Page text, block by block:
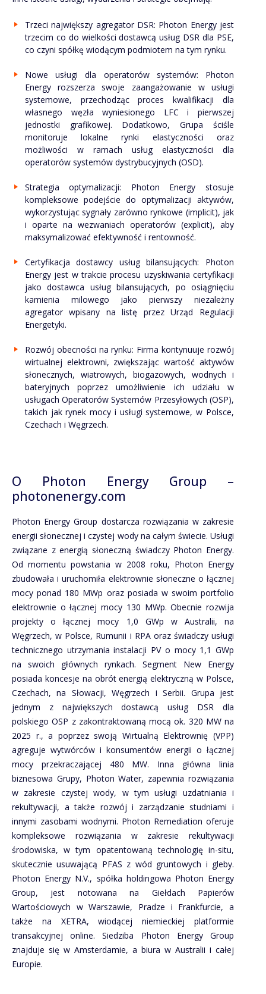
Trzeci największy agregator DSR: Photon Energy jest
trzecim co do wielkości dostawcą usług DSR dla PSE,
co czyni spółkę wiodącym podmiotem na tym rynku.
Nowe usługi dla operatorów systemów: Photon
Energy rozszerza swoje zaangażowanie w usługi
systemowe, przechodząc proces kwalifikacji dla
własnego węzła wyniesionego LFC i pierwszej
jednostki grafikowej. Dodatkowo, Grupa ściśle
monitoruje lokalne rynki elastyczności oraz
możliwości w ramach usług elastyczności dla
operatorów systemów dystrybucyjnych (OSD).
Strategia optymalizacji: Photon Energy stosuje
kompleksowe podejście do optymalizacji aktywów,
wykorzystując sygnały zarówno rynkowe (implicit), jak
i oparte na wezwaniach operatorów (explicit), aby
maksymalizować efektywność i rentowność.
Certyfikacja dostawcy usług bilansujących: Photon
Energy jest w trakcie procesu uzyskiwania certyfikacji
jako dostawca usług bilansujących, po osiągnięciu
kamienia milowego jako pierwszy niezależny
agregator wpisany na listę przez Urząd Regulacji
Energetyki.
Rozwój obecności na rynku: Firma kontynuuje rozwój
wirtualnej elektrowni, zwiększając wartość aktywów
słonecznych, wiatrowych, biogazowych, wodnych i
bateryjnych poprzez umożliwienie ich udziału w
usługach Operatorów Systemów Przesyłowych (OSP),
takich jak rynek mocy i usługi systemowe, w Polsce,
Czechach i Węgrzech.
O Photon Energy Group –
photonenergy.com
Photon Energy Group dostarcza rozwiązania w zakresie
energii słonecznej i czystej wody na całym świecie. Usługi
związane z energią słoneczną świadczy Photon Energy.
Od momentu powstania w 2008 roku, Photon Energy
zbudowała i uruchomiła elektrownie słoneczne o łącznej
mocy ponad 180 MWp oraz posiada w swoim portfolio
elektrownie o łącznej mocy 130 MWp. Obecnie rozwija
projekty o łącznej mocy 1,0 GWp w Australii, na
Węgrzech, w Polsce, Rumunii i RPA oraz świadczy usługi
technicznego utrzymania instalacji PV o mocy 1,1 GWp
na swoich głównych rynkach. Segment New Energy
posiada koncesje na obrót energią elektryczną w Polsce,
Czechach, na Słowacji, Węgrzech i Serbii. Grupa jest
jednym z największych dostawcą usług DSR dla
polskiego OSP z zakontraktowaną mocą ok. 320 MW na
2025 r., a poprzez swoją Wirtualną Elektrownię (VPP)
agreguje wytwórców i konsumentów energii o łącznej
mocy przekraczającej 480 MW. Inna główna linia
biznesowa Grupy, Photon Water, zapewnia rozwiązania
w zakresie czystej wody, w tym usługi uzdatniania i
rekultywacji, a także rozwój i zarządzanie studniami i
innymi zasobami wodnymi. Photon Remediation oferuje
kompleksowe rozwiązania w zakresie rekultywacji
środowiska, w tym opatentowaną technologię in-situ,
skutecznie usuwającą PFAS z wód gruntowych i gleby.
Photon Energy N.V., spółka holdingowa Photon Energy
Group, jest notowana na Giełdach Papierów
Wartościowych w Warszawie, Pradze i Frankfurcie, a
także na XETRA, wiodącej niemieckiej platformie
transakcyjnej online. Siedziba Photon Energy Group
znajduje się w Amsterdamie, a biura w Australii i całej
Europie.